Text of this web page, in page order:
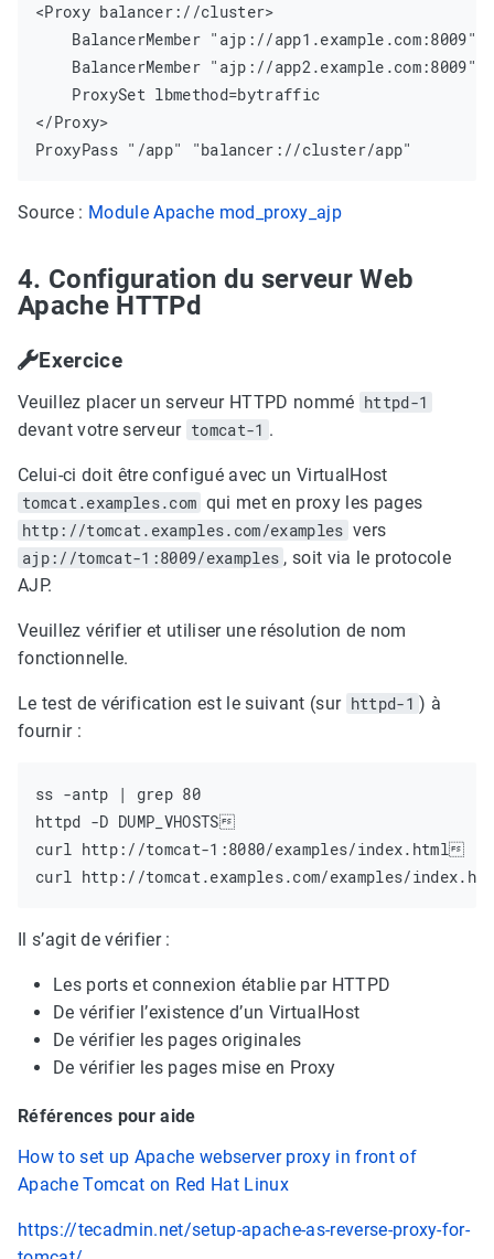
<Proxy balancer://cluster>
BalancerMember "ajp://app1.example.com:8009"
BalancerMember "ajp://app2.example.com:8009"
    ProxySet lbmethod=bytraffic
</Proxy>
Source : Module Apache mod_proxy_ajp
4. Configuration du serveur Web
Apache HTTPd
Exercice
Veuillez placer un serveur HTTPD nommé httpd-1
devant votre serveur tomcat-1 .
Celui-ci doit être configué avec un VirtualHost
tomcat.examples.com qui met en proxy les pages
http://tomcat.examples.com/examples vers
ajp://tomcat-1:8009/examples , soit via le protocole
AJP.
Veuillez vérifier et utiliser une résolution de nom
fonctionnelle.
Le test de vérification est le suivant (sur httpd-1 ) à
fournir :
ss -antp | grep 80
httpd -D DUMP_VHOSTS
curl http://tomcat-1:8080/examples/index.html
Il s’agit de vérifier :
Les ports et connexion établie par HTTPD
De vérifier l’existence d’un VirtualHost
De vérifier les pages originales
De vérifier les pages mise en Proxy
Références pour aide
How to set up Apache webserver proxy in front of
Apache Tomcat on Red Hat Linux
https://tecadmin.net/setup-apache-as-reverse-proxy-for-